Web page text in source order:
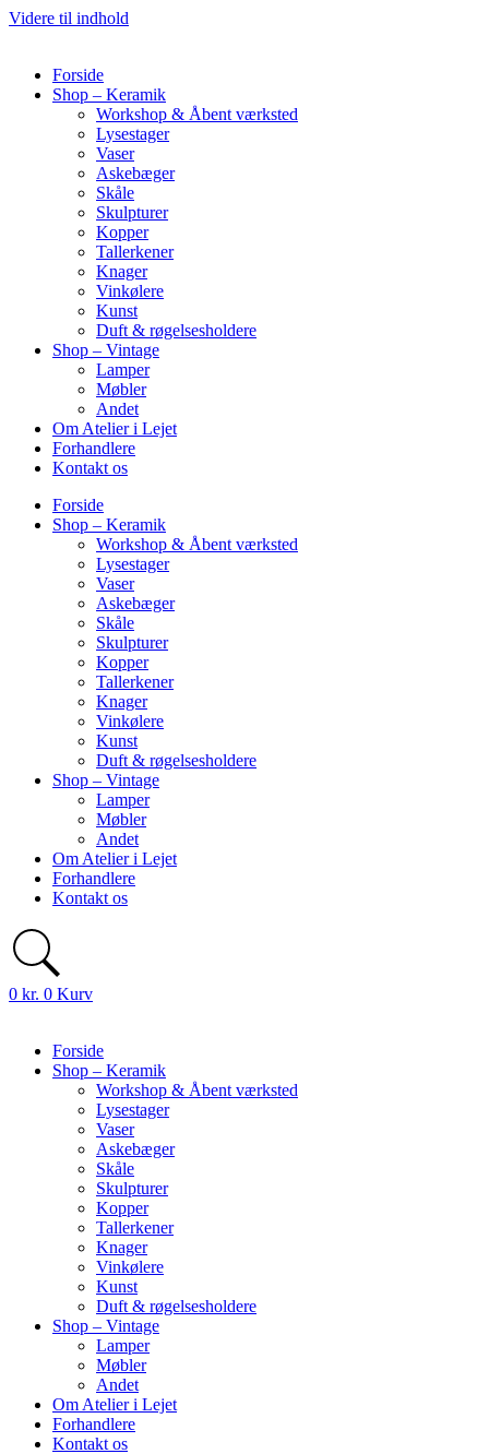
Videre til indhold
Forside
Shop – Keramik
Workshop & Åbent værksted
Lysestager
Vaser
Askebæger
Skåle
Skulpturer
Kopper
Tallerkener
Knager
Vinkølere
Kunst
Duft & røgelsesholdere
Shop – Vintage
Lamper
Møbler
Andet
Om Atelier i Lejet
Forhandlere
Kontakt os
Forside
Shop – Keramik
Workshop & Åbent værksted
Lysestager
Vaser
Askebæger
Skåle
Skulpturer
Kopper
Tallerkener
Knager
Vinkølere
Kunst
Duft & røgelsesholdere
Shop – Vintage
Lamper
Møbler
Andet
Om Atelier i Lejet
Forhandlere
Kontakt os
0 kr. 0 Kurv
Forside
Shop – Keramik
Workshop & Åbent værksted
Lysestager
Vaser
Askebæger
Skåle
Skulpturer
Kopper
Tallerkener
Knager
Vinkølere
Kunst
Duft & røgelsesholdere
Shop – Vintage
Lamper
Møbler
Andet
Om Atelier i Lejet
Forhandlere
Kontakt os